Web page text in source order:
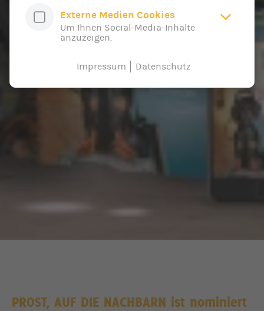
PROST, AUF DIE NACHBARN ist nominiert
Externe Medien Cookies
Um Ihnen Social-Media-Inhalte
anzuzeigen.
Impressum Datenschutz